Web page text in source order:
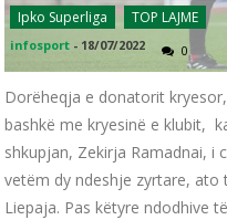
Ipko Superliga
TOP LAJME
infosport - 18/07/2022 0
Dorëheqja e donatorit
bashkë me kryesinë e klubit,
shkupjan, Zekirja Ramadnai, i
vetëm dy ndeshje zyrtare, ato
Liepaja. Pas këtyre ndodhive